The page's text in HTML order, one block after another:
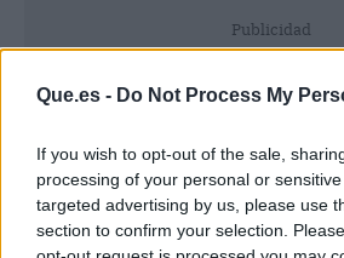
Que.es - Do Not Process My
If you wish to opt-out of the sale,
processing of your personal or
targeted advertising by us, please use
section to confirm your selection.
Publicidad